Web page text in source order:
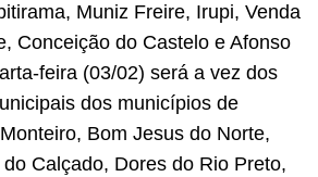
Muniz Freire, Irupi, Venda
Conceição do Castelo e Afonso
feira (03/02) será a vez dos
dos municípios de
Bom Jesus do Norte,
Calçado, Dores do Rio Preto,